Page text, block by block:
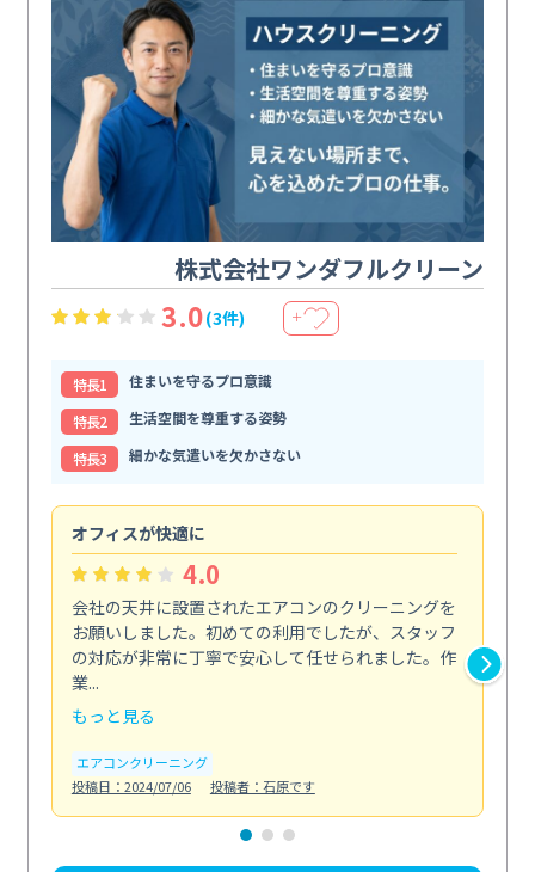
株式会社ワンダフルクリーン
3.0(3件) ＋
特⻑1
住まいを守るプロ意識
特⻑2
生活空間を尊重する姿勢
特⻑3
細かな気遣いを欠かさない
オフィスが快適に
4.0
会社の天井に設置されたエアコンのクリーニングを
お願いしました。初めての利用でしたが、スタッフ
の対応が非常に丁寧で安心して任せられました。作
業...
もっと見る
エアコンクリーニング
投稿日：2024/07/06
投稿者：石原です